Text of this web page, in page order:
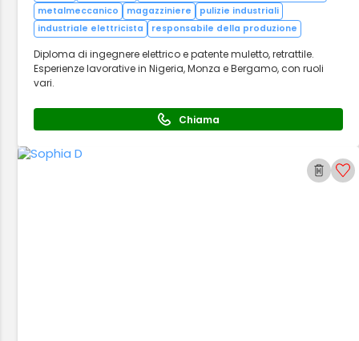
metalmeccanico
magazziniere
pulizie industriali
industriale elettricista
responsabile della produzione
Diploma di ingegnere elettrico e patente muletto, retrattile.
Esperienze lavorative in Nigeria, Monza e Bergamo, con ruoli
vari.
Chiama